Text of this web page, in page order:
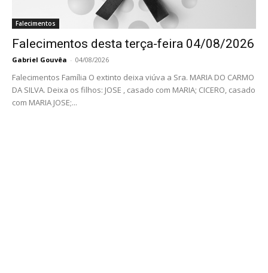
Falecimentos
Falecimentos desta terça-feira 04/08/2026
Gabriel Gouvêa - 04/08/2026
Falecimentos Família O extinto deixa viúva a Sra. MARIA DO CARMO
DA SILVA. Deixa os filhos: JOSE , casado com MARIA; CICERO, casado
com MARIA JOSE;...